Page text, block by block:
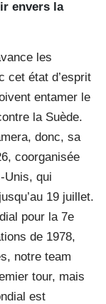
envers la
les
cet état d’esprit
entamer le
la Suède.
donc, sa
coorganisée
Unis, qui
19 juillet.
pour la 7e
de 1978,
notre team
tour, mais
est